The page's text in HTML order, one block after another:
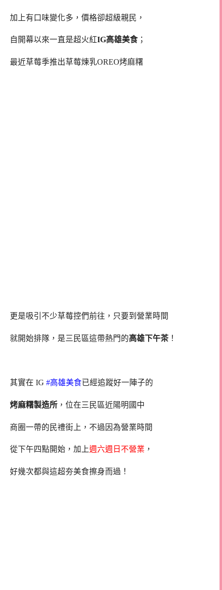
加上有口味變化多，價格卻超級親民，
自開幕以來一直是超火紅IG高雄美食 ；
最近草莓季推出草莓煉乳OREO烤麻糬
更是吸引不少草莓控們前往，只要到營業時間
就開始排隊，是三民區這帶熱門的高雄下午茶 ！
其實在 IG #高雄美食已經追蹤好一陣子的
烤麻糬製造所 ，位在三民區近陽明國中
商圈一帶的民禮街上，不過因為營業時間
從下午四點開始，加上週六週日不營業 ，
好幾次都與這超夯美食擦身而過！